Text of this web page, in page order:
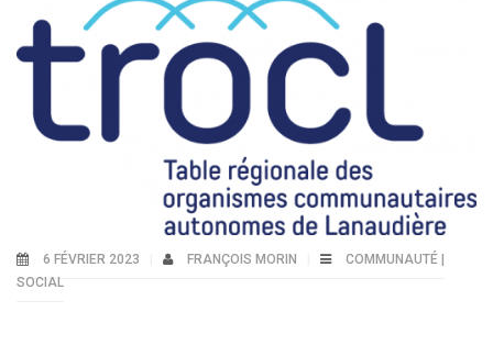
6 FÉVRIER 2023 FRANÇOIS MORIN
COMMUNAUTÉ |
SOCIAL